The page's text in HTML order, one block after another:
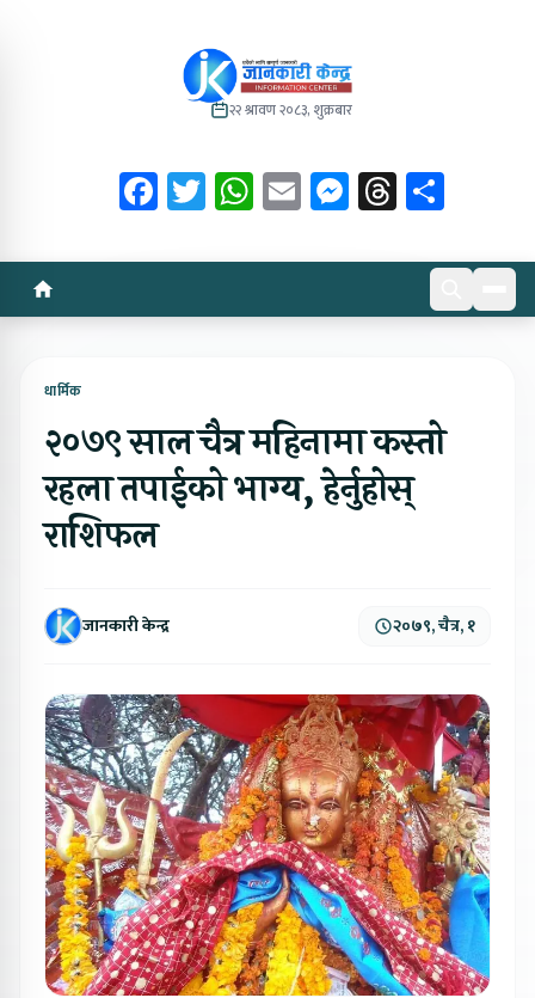
२२ श्रावण २०८३, शुक्रबार
Facebook
Twitter
WhatsApp
EmailMessenger
Threads
धार्मिक
२०७९ साल चैत्र महिनामा कस्तो
रहला तपाईको भाग्य, हेर्नुहोस्
राशिफल
जानकारी केन्द्र २०७९, चैत्र, १